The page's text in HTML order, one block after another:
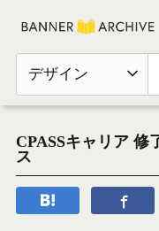
デザイン
CPASSキャリア 修
ス